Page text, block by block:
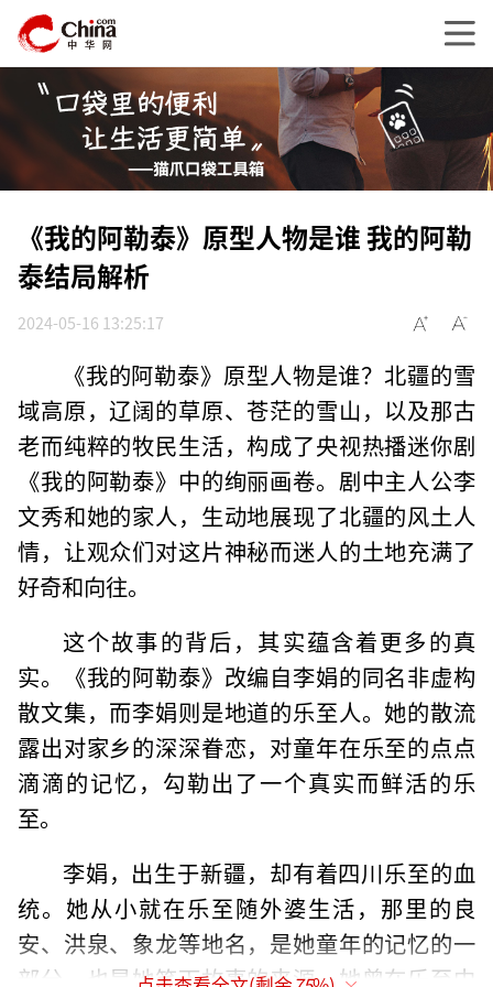
《我的阿勒泰》原型人物是谁 我的阿勒
泰结局解析
2024-05-16 13:25:17
《我的阿勒泰》原型人物是谁？北疆的雪
域高原，辽阔的草原、苍茫的雪山，以及那古
老而纯粹的牧民生活，构成了央视热播迷你剧
《我的阿勒泰》中的绚丽画卷。剧中主人公李
文秀和她的家人，生动地展现了北疆的风土人
情，让观众们对这片神秘而迷人的土地充满了
好奇和向往。
这个故事的背后，其实蕴含着更多的真
实。《我的阿勒泰》改编自李娟的同名非虚构
散文集，而李娟则是地道的乐至人。她的散流
露出对家乡的深深眷恋，对童年在乐至的点点
滴滴的记忆，勾勒出了一个真实而鲜活的乐
至。
李娟，出生于新疆，却有着四川乐至的血
统。她从小就在乐至随外婆生活，那里的良
安、洪泉、象龙等地名，是她童年的记忆的一
部分，也是她笔下故事的来源。她曾在乐至中